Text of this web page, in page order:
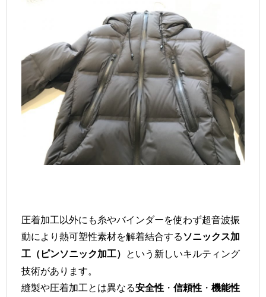
圧着加工以外にも糸やバインダーを使わず超音波振
動により熱可塑性素材を解着結合する ソニックス加
工（ピンソニック加工）
という新しいキルティング
技術があります。
縫製や圧着加工とは異なる安全性 ・ 信頼性 ・ 機能性